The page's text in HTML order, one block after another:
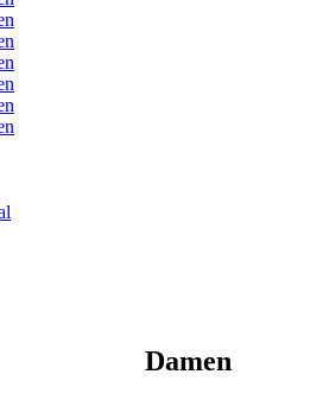
Damen